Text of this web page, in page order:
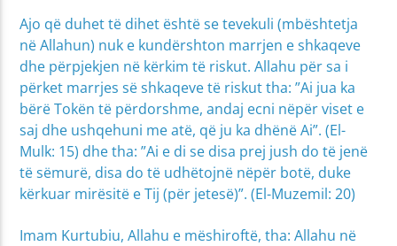
Ajo që duhet të dihet është se tevekuli (mbështetja
në Allahun) nuk e kundërshton marrjen e shkaqeve
dhe përpjekjen në kërkim të riskut. Allahu për sa i
përket marrjes së shkaqeve të riskut tha: ”Ai jua ka
bërë Tokën të përdorshme, andaj ecni nëpër viset e
saj dhe ushqehuni me atë, që ju ka dhënë Ai”. (El-
Mulk: 15) dhe tha: ”Ai e di se disa prej jush do të jenë
të sëmurë, disa do të udhëtojnë nëpër botë, duke
kërkuar mirësitë e Tij (për jetesë)”. (El-Muzemil: 20)
Imam Kurtubiu, Allahu e mëshiroftë, tha: Allahu në